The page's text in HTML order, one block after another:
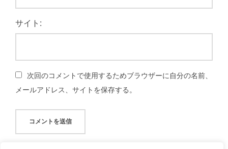
サイト:
次回のコメントで使用するためブラウザーに自分の名前、
メールアドレス、サイトを保存する。